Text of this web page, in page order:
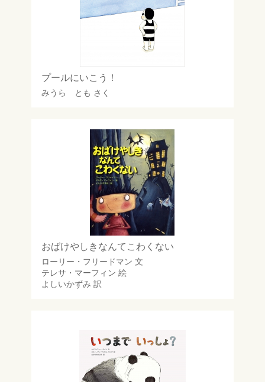
プールにいこう！
みうら とも さく
おばけやしきなんてこわくない
ローリー・フリードマン 文
テレサ・マーフィン 絵
よしいかずみ 訳